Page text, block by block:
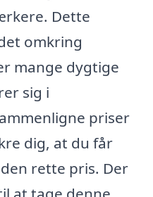
Dette
omkring
mange dygtige
sig i
priser
dig, at du får
rette pris. Der